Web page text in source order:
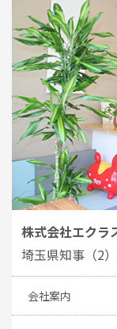
株式会社エクラ
埼玉県知事（2
会社案内